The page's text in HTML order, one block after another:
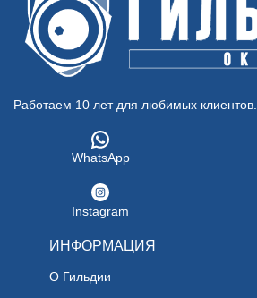
Работаем 10 лет для любимых клиентов.
WhatsApp
Instagram
ИНФОРМАЦИЯ
О Гильдии